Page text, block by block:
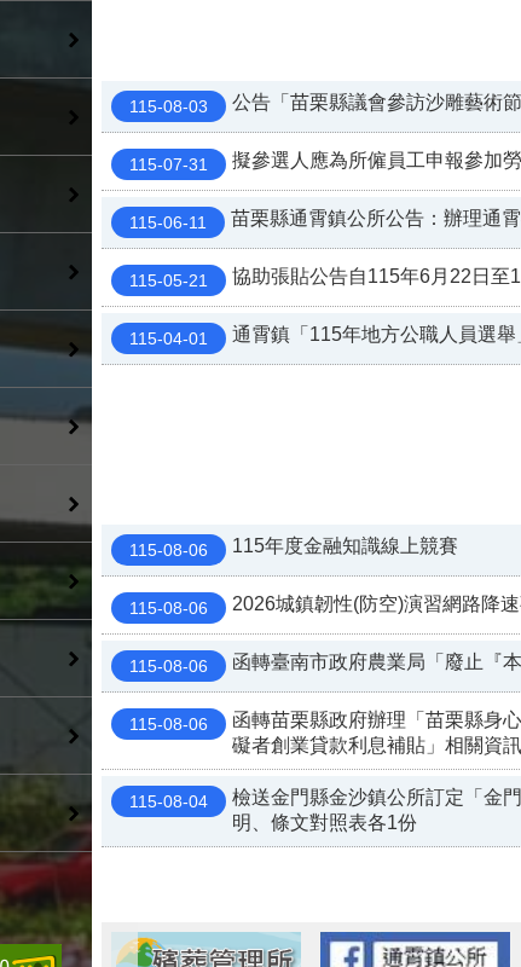
115-08-03 公告「苗栗縣議會參訪沙雕藝術
115-07-31 擬參選人應為所僱員工申報參加
115-06-11 苗栗縣通霄鎮公所公告：辦理通
115-05-21 協助張貼公告自115年6月22日至
115-04-01 通霄鎮「115年地方公職人員選
115-08-06 115年度金融知識線上競賽
115-08-06 2026城鎮韌性(防空)演習網路降
115-08-06 函轉臺南市政府農業局「廢止『
115-08-06
函轉苗栗縣政府辦理「苗栗縣身
礙者創業貸款利息補貼」相關資訊
115-08-04
檢送金門縣金沙鎮公所訂定「金
明、條文對照表各1份